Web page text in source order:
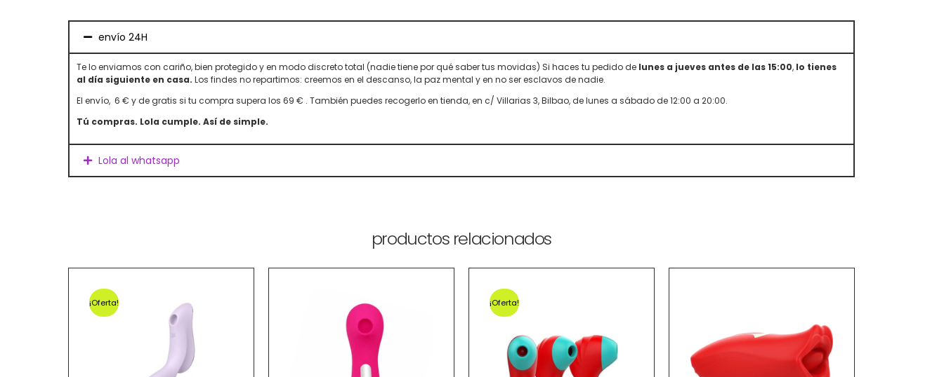
envío 24H
Te lo enviamos con cariño, bien protegido y en modo discreto total (nadie tiene por qué saber tus movidas) Si haces tu pedido de lunes a jueves antes de las 15:00, lo tienes
al día siguiente en casa. Los findes no repartimos: creemos en el descanso, la paz mental y en no ser esclavos de nadie.
El envío, 6 € y de gratis si tu compra supera los 69 € . También puedes recogerlo en tienda, en c/ Villarias 3, Bilbao, de lunes a sábado de 12:00 a 20:00.
Tú compras. Lola cumple. Así de simple.
Lola al whatsapp
productos relacionados
¡Oferta! ¡Oferta!